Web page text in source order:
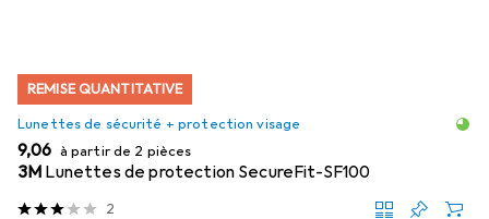
REMISE QUANTITATIVE
Lunettes de sécurité + protection visage
EUR
9,06 à partir de 2 pièces
3M Lunettes de protection SecureFit-SF100
2